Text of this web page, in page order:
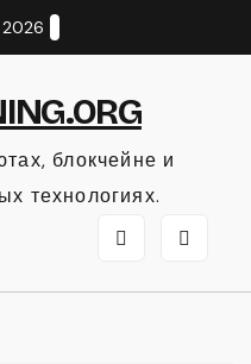
2026
блокчейне и
технологиях.